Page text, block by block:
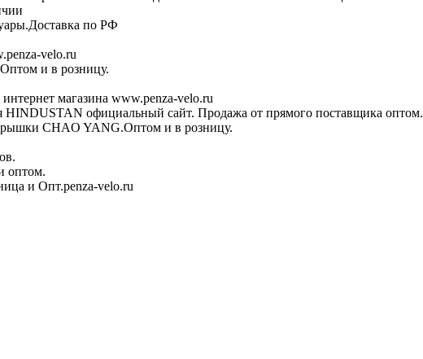
по РФ
velo.ru
и в розницу.
магазина www.penza-velo.ru
официальный сайт. Продажа от прямого поставщика оптом.
CHAO YANG.Оптом и в розницу.
оптом.
и Опт.penza-velo.ru